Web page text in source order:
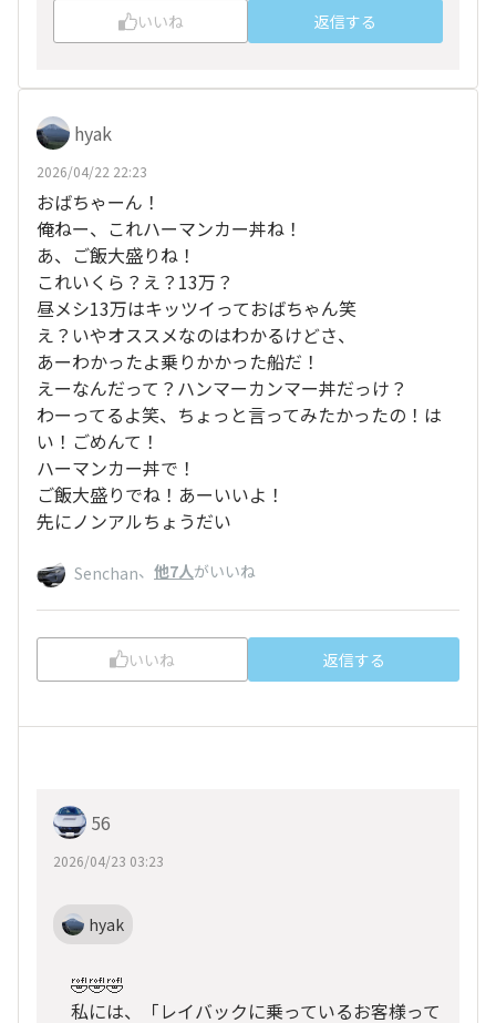
いいね 返信する
hyak
2026/04/22 22:23
おばちゃーん！
俺ねー、これハーマンカー丼ね！
あ、ご飯大盛りね！
これいくら？え？13万？
昼メシ13万はキッツイっておばちゃん笑
え？いやオススメなのはわかるけどさ、
あーわかったよ乗りかかった船だ！
えーなんだって？ハンマーカンマー丼だっけ？
わーってるよ笑、ちょっと言ってみたかったの！は
い！ごめんて！
ハーマンカー丼で！
ご飯大盛りでね！あーいいよ！
先にノンアルちょうだい
Senchan、 他7人がいいね
いいね 返信する
56
2026/04/23 03:23
hyak
🤣🤣🤣
私には、「レイバックに乗っているお客様って